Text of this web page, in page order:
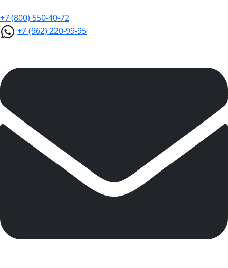
+7 (800) 550-40-72
+7 (962) 220-99-95